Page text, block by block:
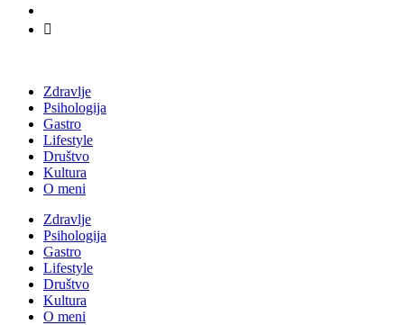
Zdravlje
Psihologija
Gastro
Lifestyle
Društvo
Kultura
O meni
Zdravlje
Psihologija
Gastro
Lifestyle
Društvo
Kultura
O meni